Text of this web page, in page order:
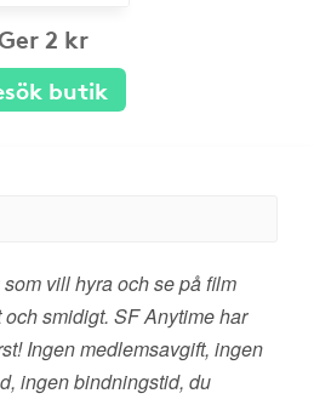
2 kr
butik
vill hyra och se på film
smidigt. SF Anytime har
Ingen medlemsavgift, ingen
ingen bindningstid, du